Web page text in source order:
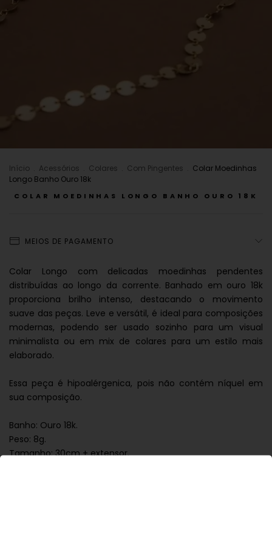
Início Acessórios Colares Com Pingentes
Colar Moedinhas
Longo Banho Ouro 18k
COLAR MOEDINHAS LONGO BANHO OURO 18K
MEIOS DE PAGAMENTO
Colar Longo com delicadas moedinhas pendentes
distribuídas ao longo da corrente. Banhado em ouro 18k
proporciona brilho intenso, destacando o movimento
suave das peças. Leve e versátil, é ideal para composições
modernas, podendo ser usado sozinho para um visual
minimalista ou em mix de colares para um estilo mais
elaborado.
Essa peça é hipoalérgenica, pois não contém níquel em
sua composição.
Banho: Ouro 18k.
Peso: 8g.
Tamanho: 30cm + extensor.